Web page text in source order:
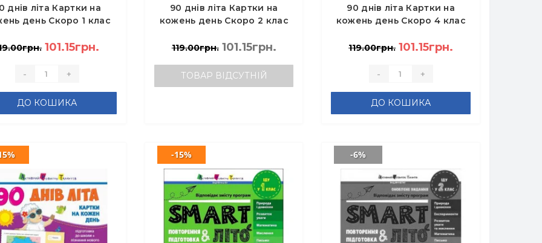
днів літа Картки на
день Скоро 1 клас
101.15грн.
- +
ДО КОШИКА
90 днів літа Картки на
кожень день Скоро 2 клас
119.00грн. 101.15грн.
ТОВАР ВІДСУТНІЙ
90 днів літа Картки на
кожень день Скоро 4 клас
119.00грн. 101.15грн.
- +
ДО КОШИКА
-15% -6%